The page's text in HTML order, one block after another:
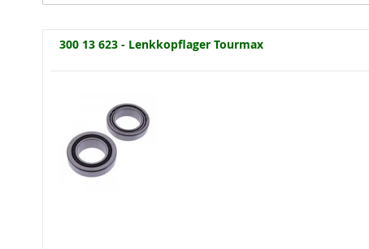
300 13 623 - Lenkkopflager Tourmax